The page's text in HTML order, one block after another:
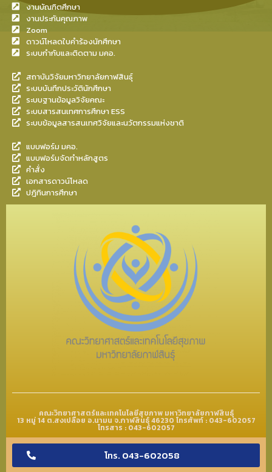
งานบัณฑิตศึกษา
งานประกันคุณภาพ
Zoom
ดาวน์โหลดใบคำร้องนักศึกษา
ระบบกำกับและติดตาม มคอ.
สถาบันวิจัยมหาวิทยาลัยกาฬสินธุ์
ระบบบันทึกประวัตินักศึกษา
ระบบฐานข้อมูลวิจัยคณะ
ระบบสารสนเทศการศึกษา ESS
ระบบข้อมูลสารสนเทศวิจัยและนวัตกรรมแห่งชาติ
แบบฟอร์ม มคอ.
แบบฟอร์มจัดทำหลักสูตร
คำสั่ง
เอกสารดาวน์โหลด
ปฎิทินการศึกษา
คณะวิทยาศาสตร์และเทคโนโลยีสุขภาพ มหาวิทยาลัยกาฬสินธุ์
13 หมู่ 14 ต.สงเปลือย อ.นามน จ.กาฬสินธุ์ 46230 โทรศัพท์ : 043-602057
โทรสาร : 043-602057
โทร. 043-602058